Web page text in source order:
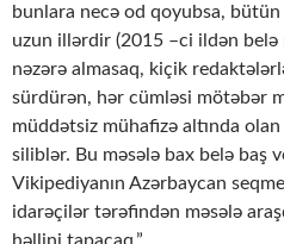
bunlara necə od qoyubsa,
uzun illərdir (2015 –ci ildən
nəzərə almasaq, kiçik
sürdürən, hər cümləsi mötəbər
müddətsiz mühafizə altında
siliblər. Bu məsələ bax belə baş
Vikipediyanın Azərbaycan
idarəçilər tərəfindən məsələ